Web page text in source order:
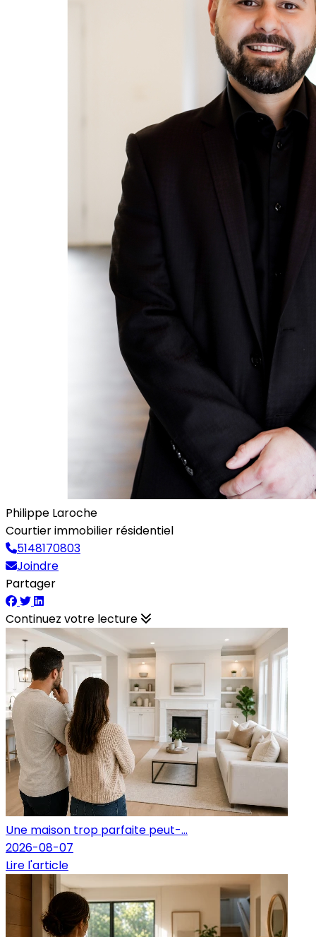
Philippe Laroche
Courtier immobilier résidentiel
5148170803
Joindre
Partager
Continuez votre lecture
Une maison trop parfaite peut-...
2026-08-07
Lire l'article